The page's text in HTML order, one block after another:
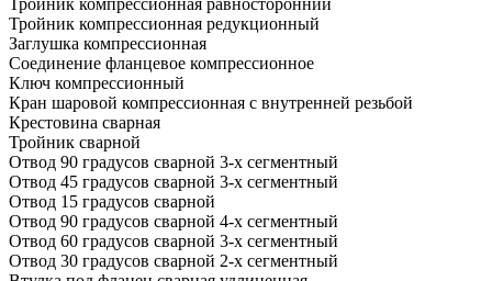
Тройник компрессионная редукционный
Заглушка компрессионная
Соединение фланцевое компрессионное
Ключ компрессионный
Кран шаровой компрессионная с внутренней резьбой
Крестовина сварная
Тройник сварной
Отвод 90 градусов сварной 3-х сегментный
Отвод 45 градусов сварной 3-х сегментный
Отвод 15 градусов сварной
Отвод 90 градусов сварной 4-х сегментный
Отвод 60 градусов сварной 3-х сегментный
Отвод 30 градусов сварной 2-х сегментный